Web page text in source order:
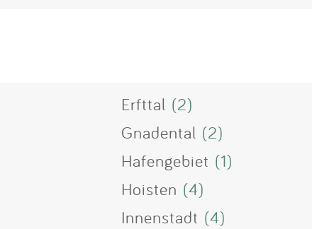
Erfttal (2)
Gnadental (2)
Hafengebiet (1)
Hoisten (4)
Innenstadt (4)